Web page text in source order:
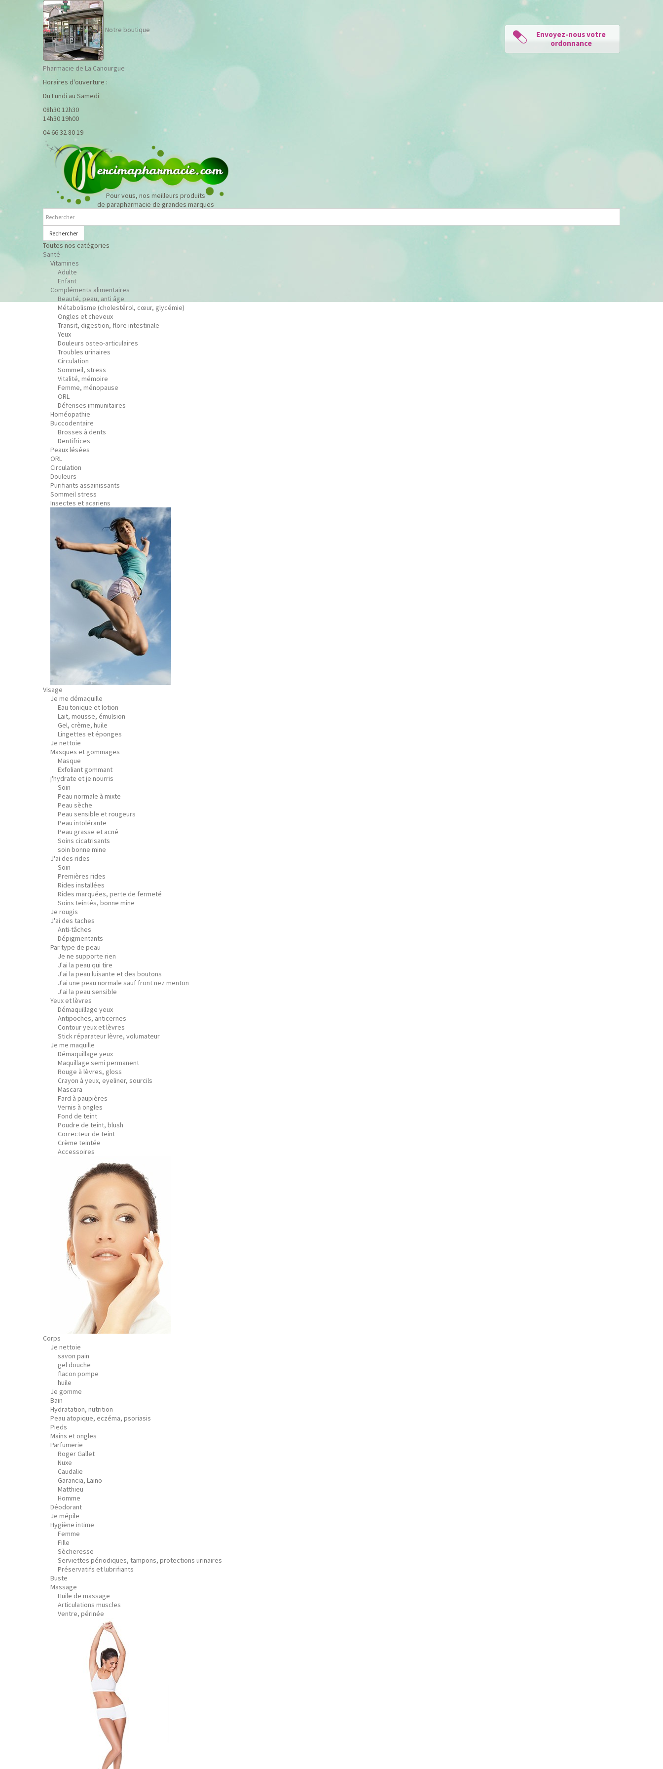
Notre boutique
Pharmacie de La Canourgue
Horaires d'ouverture :
Du Lundi au Samedi
08h30 12h30
14h30 19h00
04 66 32 80 19
Pour vous, nos meilleurs produits
de parapharmacie de grandes marques
Rechercher
Toutes nos catégories
Santé
Vitamines
Adulte
Enfant
Compléments alimentaires
Beauté, peau, anti âge
Métabolisme (cholestérol, cœur, glycémie)
Ongles et cheveux
Transit, digestion, flore intestinale
Yeux
Douleurs osteo-articulaires
Troubles urinaires
Circulation
Sommeil, stress
Vitalité, mémoire
Femme, ménopause
ORL
Défenses immunitaires
Homéopathie
Buccodentaire
Brosses à dents
Dentifrices
Peaux lésées
ORL
Circulation
Douleurs
Purifiants assainissants
Sommeil stress
Insectes et acariens
Visage
Je me démaquille
Eau tonique et lotion
Lait, mousse, émulsion
Gel, crème, huile
Lingettes et éponges
Je nettoie
Masques et gommages
Masque
Exfoliant gommant
j'hydrate et je nourris
Soin
Peau normale à mixte
Peau sèche
Peau sensible et rougeurs
Peau intolérante
Peau grasse et acné
Soins cicatrisants
soin bonne mine
J'ai des rides
Soin
Premières rides
Rides installées
Rides marquées, perte de fermeté
Soins teintés, bonne mine
Je rougis
J'ai des taches
Anti-tâches
Dépigmentants
Par type de peau
Je ne supporte rien
J'ai la peau qui tire
J'ai la peau luisante et des boutons
J'ai une peau normale sauf front nez menton
J'ai la peau sensible
Yeux et lèvres
Démaquillage yeux
Antipoches, anticernes
Contour yeux et lèvres
Stick réparateur lèvre, volumateur
Je me maquille
Démaquillage yeux
Maquillage semi permanent
Rouge à lèvres, gloss
Crayon à yeux, eyeliner, sourcils
Mascara
Fard à paupières
Vernis à ongles
Fond de teint
Poudre de teint, blush
Correcteur de teint
Crème teintée
Accessoires
Corps
Je nettoie
savon pain
gel douche
flacon pompe
huile
Je gomme
Bain
Hydratation, nutrition
Peau atopique, eczéma, psoriasis
Pieds
Mains et ongles
Parfumerie
Roger Gallet
Nuxe
Caudalie
Garancia, Laino
Matthieu
Homme
Déodorant
Je mépile
Hygiène intime
Femme
Fille
Sècheresse
Serviettes périodiques, tampons, protections urinaires
Préservatifs et lubrifiants
Buste
Massage
Huile de massage
Articulations muscles
Ventre, périnée
Envoyez-nous votre
ordonnance